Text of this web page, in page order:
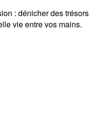
: dénicher des trésors
vie entre vos mains.